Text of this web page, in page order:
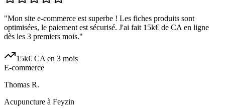
"Mon site e-commerce est superbe ! Les fiches produits sont
optimisées, le paiement est sécurisé. J'ai fait 15k€ de CA en ligne
dès les 3 premiers mois."
15k€ CA en 3 mois
E-commerce
Thomas R.
Acupuncture à Feyzin